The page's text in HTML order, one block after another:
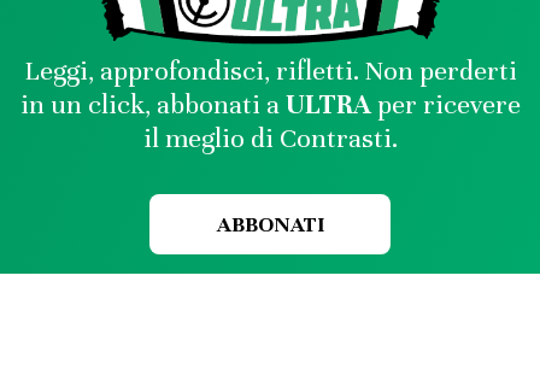
Leggi, approfondisci, rifletti. Non perderti
in un click, abbonati aULTRAper ricevere
il meglio di Contrasti.
ABBONATI